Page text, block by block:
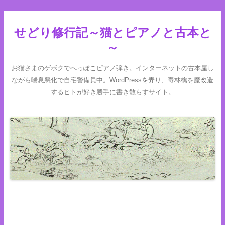
せどり修行記～猫とピアノと古本と
～
お猫さまのゲボクでへっぽこピアノ弾き。インターネットの古本屋し
ながら喘息悪化で自宅警備員中。WordPressを弄り、毒林檎を魔改造
するヒトが好き勝手に書き散らすサイト。